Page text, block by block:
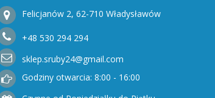
Felicjanów 2, 62-710 Władysławów
+48 530 294 294
sklep.sruby24@gmail.com
Godziny otwarcia: 8:00 - 16:00